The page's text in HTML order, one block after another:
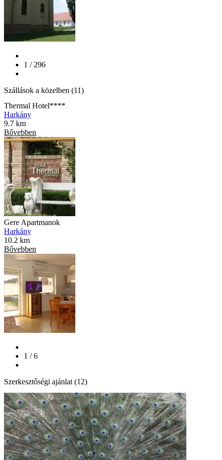
1 / 296
Szállások a közelben (11)
Thermal Hotel****
Harkány
9.7 km
Bővebben
Gere Apartmanok
Harkány
10.2 km
Bővebben
1 / 6
Szerkesztőségi ajánlat (12)